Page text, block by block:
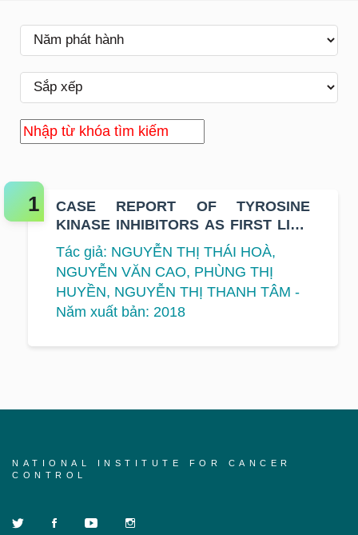
CASE REPORT OF TYROSINE
KINASE INHIBITORS AS FIRST LINE
TREATMENT FOR NON - SMALL
CELL LUNG CANCER WITH T790M
MUTATION
Tác giả: NGUYỄN THỊ THÁI HOÀ,
NGUYỄN VĂN CAO, PHÙNG THỊ
HUYỀN, NGUYỄN THỊ THANH TÂM -
Năm xuất bản: 2018
NATIONAL INSTITUTE FOR CANCER
CONTROL